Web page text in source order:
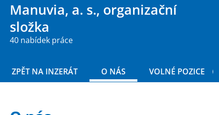
Manuvia, a. s., organizační
složka
40 nabídek práce
ZPĚT NA INZERÁT O NÁS VOLNÉ POZICE